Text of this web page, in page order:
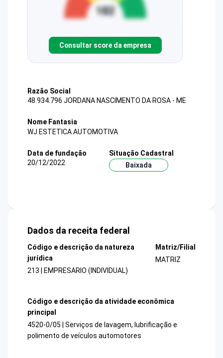
Consultar score da empresa
Razão Social
48.934.796 JORDANA NASCIMENTO DA ROSA - ME
Nome Fantasia
WJ ESTETICA AUTOMOTIVA
Data de fundação
20/12/2022
Situação Cadastral
Baixada
Dados da receita federal
Código e descrição da natureza
jurídica
213 | EMPRESARIO (INDIVIDUAL)
Matriz/Filial
MATRIZ
Código e descrição da atividade econômica
principal
4520-0/05 | Serviços de lavagem, lubrificação e
polimento de veículos automotores